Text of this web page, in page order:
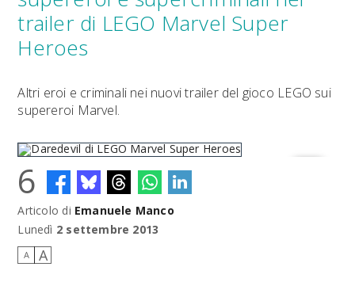
trailer di LEGO Marvel Super
Heroes
Altri eroi e criminali nei nuovi trailer del gioco LEGO sui
supereroi Marvel.
Daredevil di LEGO Marvel Super Heroes
6
Articolo di Emanuele Manco
Lunedì 2 settembre 2013
A A